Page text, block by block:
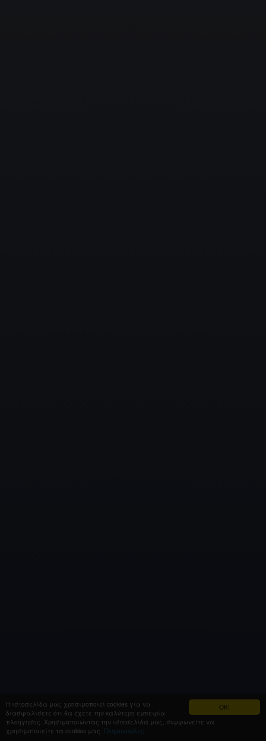
OK!
Η ιστοσελίδα μας χρησιμοποιεί cookies για να
διασφαλίσετε ότι θα έχετε την καλύτερη εμπειρία
πλοήγησης. Χρησιμοποιώντας την ιστοσελίδα μας, συμφωνείτε να
χρησιμοποιείτε τα cookies μας. Πληροφορίες